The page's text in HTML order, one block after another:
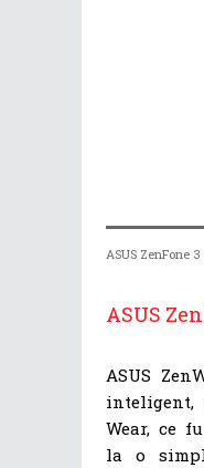
ASUS ZenFone
ASUS
ASUS
inteligent,
Wear, ce
la o